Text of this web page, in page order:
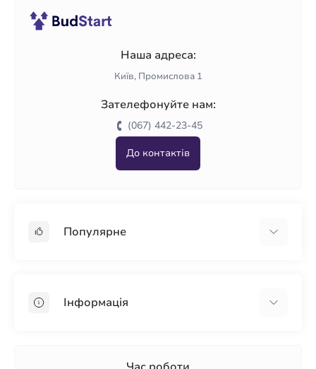
Наша адреса:
Київ, Промислова 1
Зателефонуйте нам:
(067) 442-23-45
До контактів
Популярне
ПінопластІнформація